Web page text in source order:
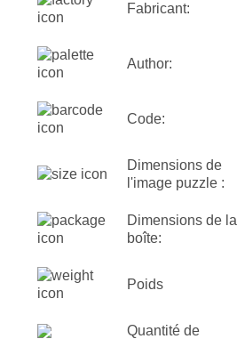
Fabricant:
Author:
Code:
Dimensions de
l'image puzzle :
Dimensions de la
boîte:
Poids
Quantité de